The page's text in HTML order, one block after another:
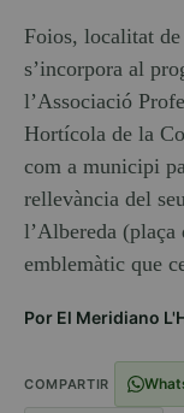
Foios, localitat
s’incorpora al
l’Associació
Hortícola de la
com a municipi
rellevància del
l’Albereda (plaça
emblemàtic que
Por El Meridiano
COMPARTIR